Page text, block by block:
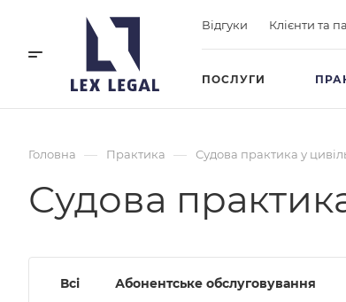
Відгуки Клієнти та
ПОСЛУГИ
Головна — Практика — Судова практика у
Судова
Всі Абонентське обслуговування